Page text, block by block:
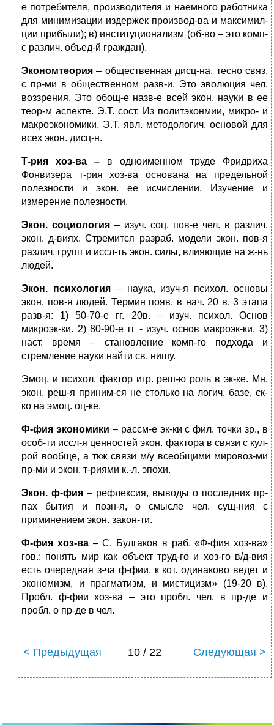
е потребителя, производителя и наемного работника
для минимизации издержек производ-ва и максимил-
ции прибыли); в) институционализм (об-во – это комп-
с различ. объед-й граждан).
Экономтеория – общественная дисц-на, тесно связ.
с пр-ми в общественном разв-и. Это эволюция чел.
воззрения. Это обощ-е назв-е всей экон. науки в ее
теор-м аспекте. Э.Т. сост. Из политэконмии, микро- и
макроэкономики. Э.Т. явл. методологич. основой для
всех экон. дисц-н.
Т-рия хоз-ва – в одноименном труде Фридриха
Фонвизера т-рия хоз-ва основана на предельной
полезности и экон. ее исчислении. Изучение и
измерение полезности.
Экон. социология – изуч. соц. пов-е чел. в различ.
экон. д-виях. Стремится разраб. модели экон. пов-я
различ. групп и иссл-ть экон. силы, влияющие на ж-нь
людей.
Экон. психология– наука, изуч-я психол. основы
экон. пов-я людей. Термин появ. в нач. 20 в. 3 этапа
разв-я: 1) 50-70-е гг. 20в. – изуч. психол. Основ
микроэк-ки. 2) 80-90-е гг - изуч. основ макроэк-ки. 3)
наст. время – становление комп-го подхода и
стремление науки найти св. нишу.
Эмоц. и психол. фактор игр. реш-ю роль в эк-ке. Мн.
экон. реш-я приним-ся не столько на логич. базе, ск-
ко на эмоц. оц-ке.
Ф-фия экономики – рассм-е эк-ки с фил. точки зр., в
особ-ти иссл-я ценностей экон. фактора в связи с кул-
рой вообще, а ткж связи м/у всеобщими мировоз-ми
пр-ми и экон. т-риями к.-л. эпохи.
Экон. ф-фия – рефлексия, выводы о последних пр-
пах бытия и позн-я, о смысле чел. сущ-ния с
приминением экон. закон-ти.
Ф-фия хоз-ва– С. Булгаков в раб. «Ф-фия хоз-ва»
гов.: понять мир как объект труд-го и хоз-го в/д-вия
есть очередная з-ча ф-фии, к кот. одинаково ведет и
экономизм, и прагматизм, и мистицизм» (19-20 в).
Пробл. ф-фии хоз-ва – это пробл. чел. в пр-де и
пробл. о пр-де в чел.
< Предыдущая 10 / 22 Следующая >